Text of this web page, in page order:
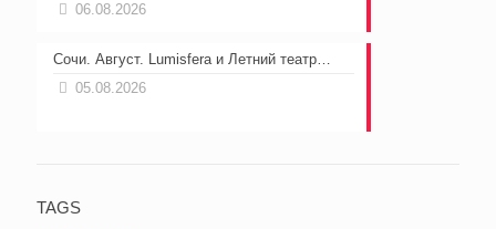
06.08.2026
Сочи. Август. Lumisfera и Летний театр…
05.08.2026
TAGS